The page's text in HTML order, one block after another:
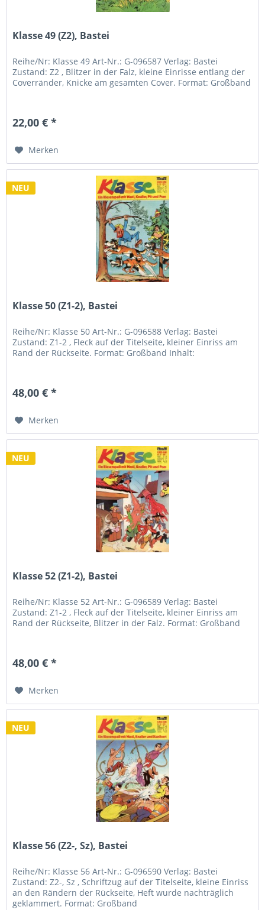
Klasse 49 (Z2), Bastei
Reihe/Nr: Klasse 49 Art-Nr.: G-096587 Verlag: Bastei
Zustand: Z2 , Blitzer in der Falz, kleine Einrisse entlang der
Coverränder, Knicke am gesamten Cover. Format: Großband
22,00 € *
Merken
NEU
Klasse 50 (Z1-2), Bastei
Reihe/Nr: Klasse 50 Art-Nr.: G-096588 Verlag: Bastei
Zustand: Z1-2 , Fleck auf der Titelseite, kleiner Einriss am
Rand der Rückseite. Format: Großband Inhalt:
48,00 € *
Merken
NEU
Klasse 52 (Z1-2), Bastei
Reihe/Nr: Klasse 52 Art-Nr.: G-096589 Verlag: Bastei
Zustand: Z1-2 , Fleck auf der Titelseite, kleiner Einriss am
Rand der Rückseite, Blitzer in der Falz. Format: Großband
48,00 € *
Merken
NEU
Klasse 56 (Z2-, Sz), Bastei
Reihe/Nr: Klasse 56 Art-Nr.: G-096590 Verlag: Bastei
Zustand: Z2-, Sz , Schriftzug auf der Titelseite, kleine Einriss
an den Rändern der Rückseite, Heft wurde nachträglich
geklammert. Format: Großband